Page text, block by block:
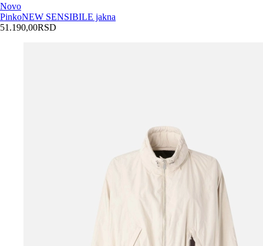
Novo
PinkoNEW SENSIBILE jakna
51.190,00RSD